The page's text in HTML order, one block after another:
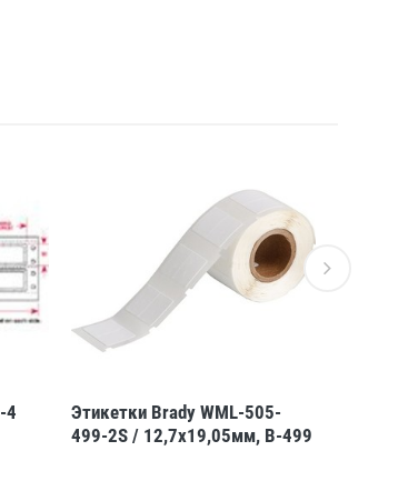
4
Этикетки Brady WML-505-
499-2S / 12,7x19,05мм, B-499